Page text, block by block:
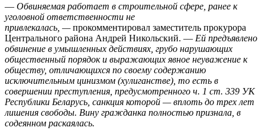
— Обвиняемая работает в строительной сфере, ранее к
уголовной ответственности не
привлекалась, —прокомментировал заместитель прокурора
Центрального района Андрей Никольский. — Ей предъявлено
обвинение в умышленных действиях, грубо нарушающих
общественный порядок и выражающих явное неуважение к
обществу, отличающихся по своему содержанию
исключительным цинизмом (хулиганстве), то есть в
совершении преступления, предусмотренного ч. 1 ст. 339 УК
Республики Беларусь, санкция которой — вплоть до трех лет
лишения свободы. Вину гражданка полностью признала, в
содеянном раскаялась.